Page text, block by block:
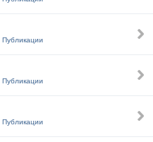
Публикации
Публикации
Публикации